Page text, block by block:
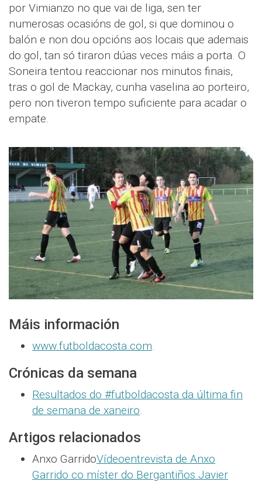
por Vimianzo no que vai de liga, sen ter
numerosas ocasións de gol, si que dominou o
balón e non dou opcións aos locais que ademais
do gol, tan só tiraron dúas veces máis a porta. O
Soneira tentou reaccionar nos minutos finais,
tras o gol de Mackay, cunha vaselina ao porteiro,
pero non tiveron tempo suficiente para acadar o
empate.
Máis información
www.futboldacosta.com
Crónicas da semana
Resultados do #futboldacosta da última fin
de semana de xaneiro
Artigos relacionados
Anxo GarridoVídeoentrevista de Anxo
Garrido co míster do Bergantiños Javier